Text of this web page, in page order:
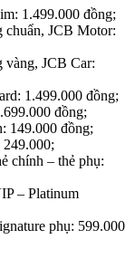
1.499.000 đồng;
chuẩn, JCB Motor:
vàng, JCB Car:
1.499.000 đồng;
đồng;
149.000 đồng;
249.000;
chính – thẻ phụ:
– Platinum
phụ: 599.000